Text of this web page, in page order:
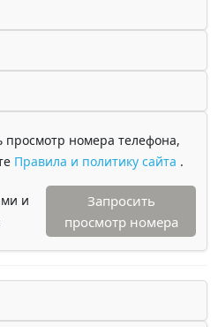
номера телефона,
Правила и политику сайта .
и
Запросить
просмотр номера